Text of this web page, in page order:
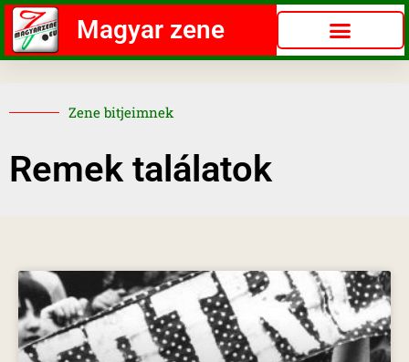
Magyar zene
Zene bitjeimnek
Remek találatok